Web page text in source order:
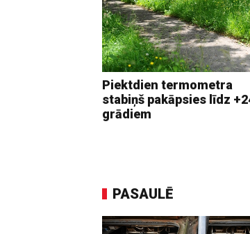
Piektdien termometra
stabiņš pakāpsies līdz
grādiem
PASAULĒ